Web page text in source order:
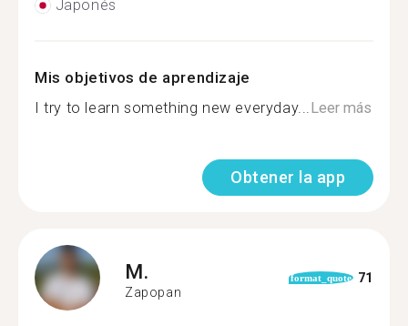
Japonés
Mis objetivos de aprendizaje
I try to learn something new everyday...Leer más
Obtener la app
M.
Zapopan
format_quote 71